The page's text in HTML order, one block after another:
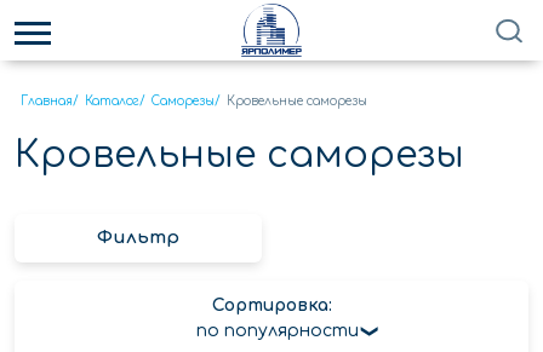
Главная/ Каталог/ Саморезы/ Кровельные саморезы
Кровельные саморезы
Фильтр
Сортировка:
по популярности